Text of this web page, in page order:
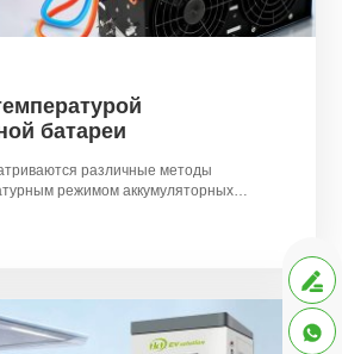
батареи
различные методы
режимом аккумуляторных

